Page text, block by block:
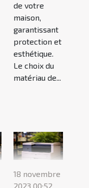
de votre
maison,
garantissant
protection et
esthétique.
Le choix du
matériau de...
18 novembre
2023 00:52